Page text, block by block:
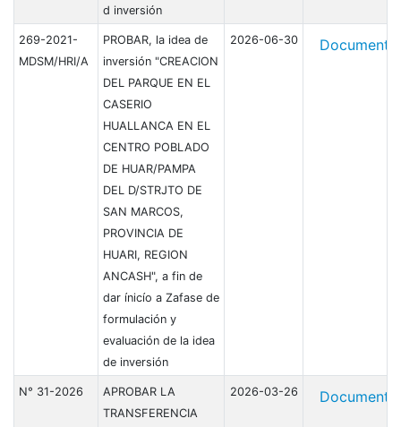
d inversión
269-2021-
MDSM/HRI/A
PROBAR, la idea de
inversión "CREACION
DEL PARQUE EN EL
CASERIO
HUALLANCA EN EL
CENTRO POBLADO
DE HUAR/PAMPA
DEL D/STRJTO DE
SAN MARCOS,
PROVINCIA DE
HUARI, REGION
ANCASH", a fin de
dar ínicío a Zafase de
formulación y
evaluación de la idea
de inversión
2026-06-30
N° 31-2026
APROBAR LA
TRANSFERENCIA
2026-03-26